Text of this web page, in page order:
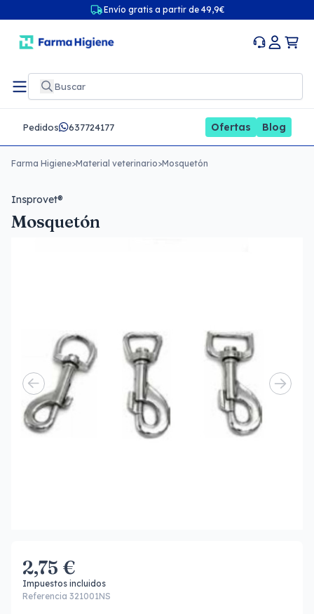
Envío gratis a partir de 49,9€
Pedidos 637724177 Ofertas Blog
Farma Higiene>Material veterinario>Mosquetón
Insprovet®
Mosquetón
2,75 €
Impuestos incluidos
Referencia 321001NS